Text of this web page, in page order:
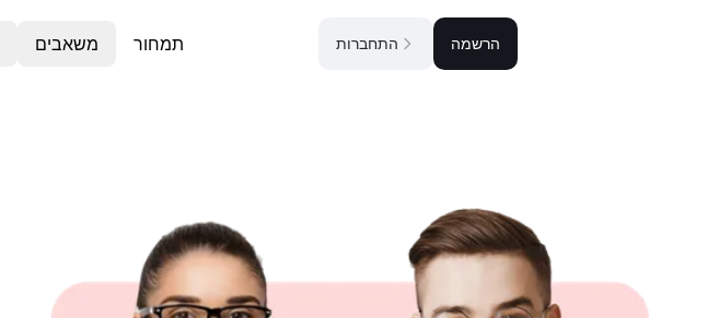
משאבים תמחור התחברות הרשמה